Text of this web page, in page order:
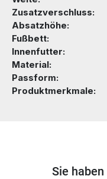
Zusatzverschluss:
Absatzhöhe:
Fußbett:
Innenfutter:
Material:
Passform:
Produktmerkmale:
Sie haben